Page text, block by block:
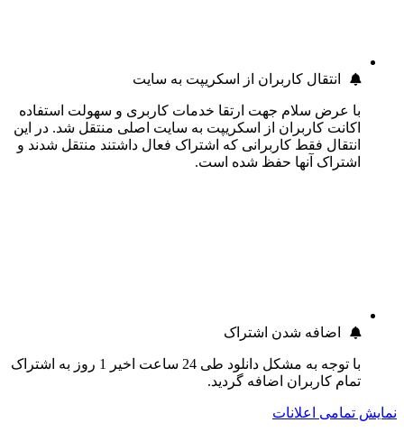
انتقال کاربران از اسکریپت به سایت
با عرض سلام جهت ارتقا خدمات کاربری و سهولت استفاده
اکانت کاربران از اسکریپت به سایت اصلی منتقل شد. در این
انتقال فقط کاربرانی که اشتراک فعال داشتند منتقل شدند و
اشتراک آنها حفظ شده است.
اضافه شدن اشتراک
با توجه به مشکل دانلود طی 24 ساعت اخیر 1 روز به اشتراک
تمام کاربران اضافه گردید.
نمایش تمامی اعلانات